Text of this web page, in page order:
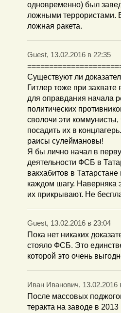
одновременно) был
ложными террористами.
ложная ракета.
Guest, 13.02.2016 в 22:35
Существуют ли
Гитлер тоже при захвате
для оправдания начала
политических
сволочи эти коммунисты,
посадить их в
раисы сулеймановы!
Я бы лично начал в
деятельности ФСБ в
вакхабитов в
каждом шагу. Наверняка
их прикрывают. Не
Guest, 13.02.2016 в 23:04
Пока нет никаких
стояло ФСБ. Это
которой это очень
Иван Иванович, 13.02.2016
После массовых
теракта на заводе в